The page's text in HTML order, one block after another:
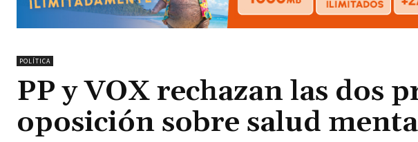
POLÍTICA
PP y VOX rechazan las dos
oposición sobre salud